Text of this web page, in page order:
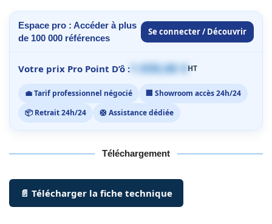
Espace pro : Accéder à plus
de 100 000 références
Se connecter / Découvrir
Votre prix Pro Point D’ô : 1 059,00 €HT
💼 Tarif professionnel négocié
🏢 Showroom accès 24h/24
📦 Retrait 24h/24
🛟 Assistance dédiée
Téléchargement
📄 Télécharger la fiche technique